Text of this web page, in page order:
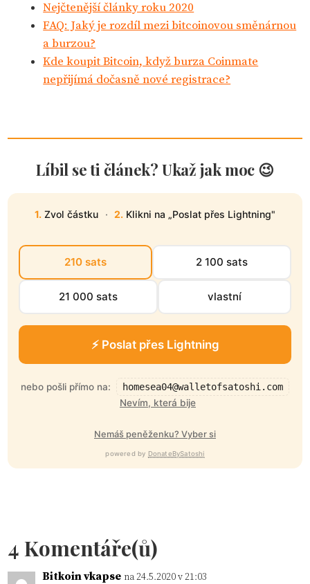
Nejčtenější články roku 2020
FAQ: Jaký je rozdíl mezi bitcoinovou směnárnou
a burzou?
Kde koupit Bitcoin, když burza Coinmate
nepřijímá dočasně nové registrace?
Líbil se ti článek? Ukaž jak moc 😉
1.Zvol částku · 2. Klikni na „Poslat přes Lightning"
210 sats 2 100 sats
21 000 sats vlastní
⚡ Poslat přes Lightning
nebo pošli přímo na:
homesea04@walletofsatoshi.com
Nevím, která bije
Nemáš peněženku? Vyber si
powered by DonateBySatoshi
4 Komentáře(ů)
Bitkoin vkapse na 24.5.2020 v 21:03